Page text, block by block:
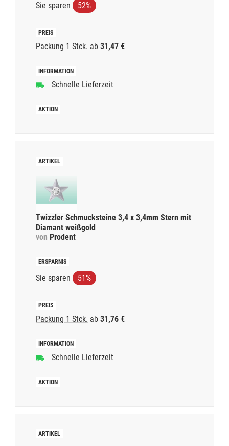
Sie sparen 52%
Packung 1 Stck. ab 31,47 €
Schnelle Lieferzeit
Twizzler Schmucksteine 3,4 x 3,4mm Stern mit
Diamant weißgold
von Prodent
Sie sparen 51%
Packung 1 Stck. ab 31,76 €
Schnelle Lieferzeit